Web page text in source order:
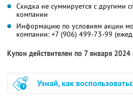
Скидка не суммируется с другими
компании
Информацию по условиям акции
компании: +7 (906) 499-73-99
Купон действителен по 7 января 2024
Узнай, как